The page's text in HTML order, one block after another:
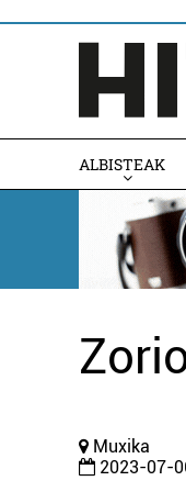
ALBISTEAK
Muxika
2023-07-